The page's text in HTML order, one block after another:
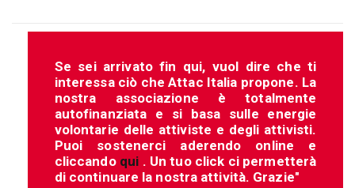
Se sei arrivato fin qui, vuol dire che ti
interessa ciò che Attac Italia propone. La
nostra associazione è totalmente
autofinanziata e si basa sulle energie
volontarie delle attiviste e degli attivisti.
Puoi sostenerci aderendo online e
cliccando qui . Un tuo click ci permetterà
di continuare la nostra attività. Grazie"